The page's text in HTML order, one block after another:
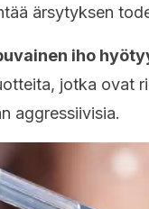
ärsytyksen
iho
jotka ovat
aggressiivisia.